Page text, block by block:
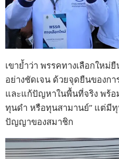
เขาย้ำว่า พรรคทางเลือกให
อย่างชัดเจน ด้วยจุดยืนของก
และแก้ปัญหาในพื้นที่จริง พร้อ
ทุนดำ หรือทุนสามานย์” แต่มี
ปัญญาของสมาชิก